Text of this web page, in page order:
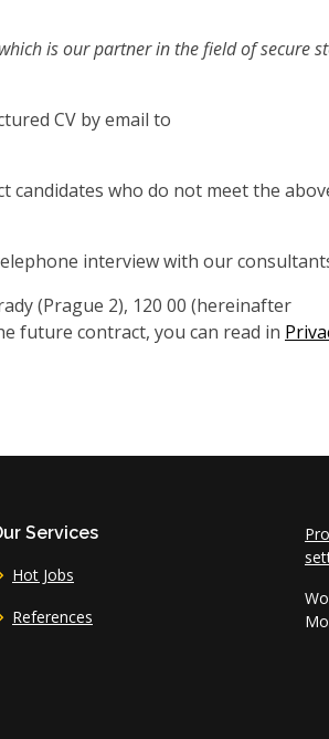
is our partner in the field of secure
CV by email to
candidates who do not meet the
interview with our
(Prague 2), 120 00 (hereinafter
future contract, you can read in
Services
Hot Jobs
References